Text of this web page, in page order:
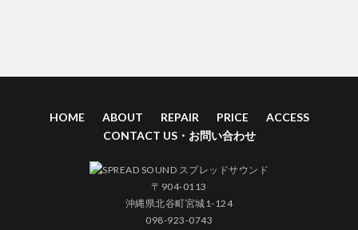
HOME ABOUT REPAIR PRICE
ACCESS
CONTACT US・お問い合わせ
〒904-0113
沖縄県北谷町宮城1-124
098-923-0743